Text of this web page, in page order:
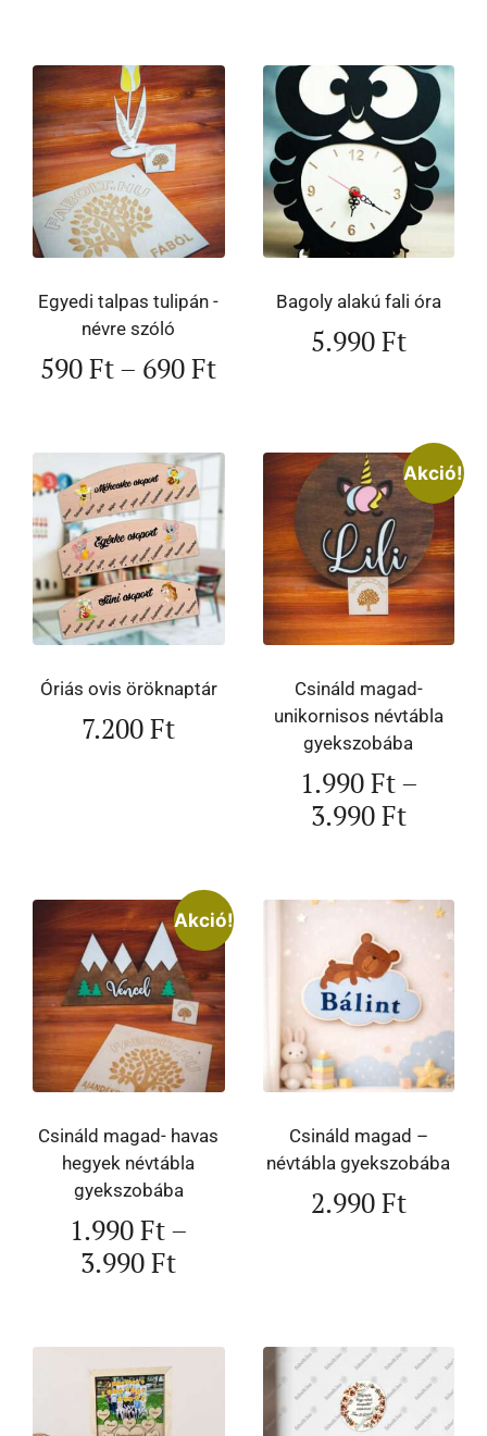
Egyedi talpas tulipán -
névre szóló
590Ft– 690Ft
Bagoly alakú fali óra
5.990Ft
Óriás ovis öröknaptár
7.200Ft
Akció!
Csináld magad-
unikornisos névtábla
gyekszobába
1.990Ft–
3.990Ft
Akció!
Csináld magad- havas
hegyek névtábla
gyekszobába
1.990Ft–
3.990Ft
Csináld magad –
névtábla gyekszobába
2.990Ft